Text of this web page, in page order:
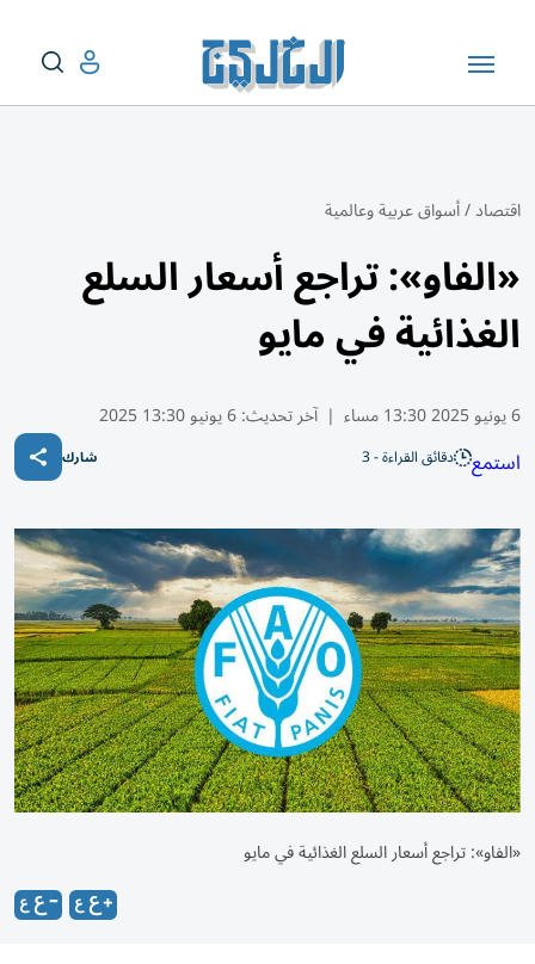
اقتصاد/أسواق عربية وعالمية
«الفاو»: تراجع أسعار السلع
الغذائية في مايو
6 يونيو 2025 13:30 مساء | آخر تحديث:6 يونيو 13:30 2025
استمع دقائق القراءة - 3 شارك
«الفاو»: تراجع أسعار السلع الغذائية في مايو